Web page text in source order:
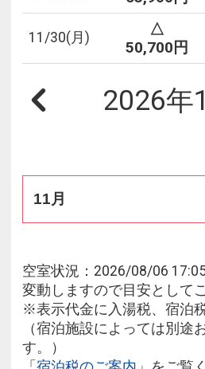
11/30(月)
△
50,700円
2026年
11月
空室状況：2026/08/06
変動しますので目安として
※表示代金に入湯税、宿泊
（宿泊施設によっては別途
す。）